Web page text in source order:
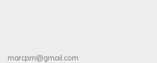
marcpm@gmail.com